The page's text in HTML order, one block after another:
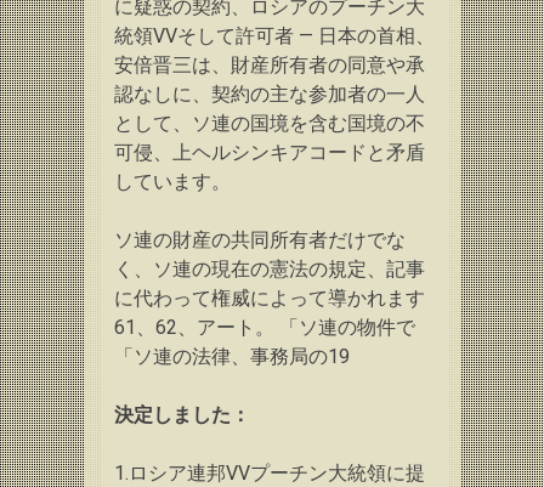
に疑惑の契約、ロシアのプーチン大
統領VVそして許可者 — 日本の首相、
安倍晋三は、財産所有者の同意や承
認なしに、契約の主な参加者の一人
として、ソ連の国境を含む国境の不
可侵、上ヘルシンキアコードと矛盾
しています。
ソ連の財産の共同所有者だけでな
く、ソ連の現在の憲法の規定、記事
に代わって権威によって導かれます
61、62、アート。
「ソ連の物件で
「ソ連の法律、事務局の19
決定しました：
1.ロシア連邦VVプーチン大統領に提